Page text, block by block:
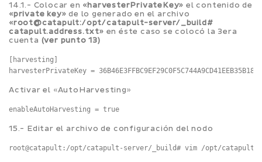
14.1.- Colocar en «harvesterPrivateKey» el contenido de
«private key» de lo generado en el archivo
«root@catapult:/opt/catapult-server/_build#
catapult.address.txt» en éste caso se colocó la 3era
cuenta (ver punto 13)
[harvesting]
Activar el «AutoHarvesting»
15.- Editar el archivo de configuración del nodo
root@catapult:/opt/catapult-server/_build# vim /opt/